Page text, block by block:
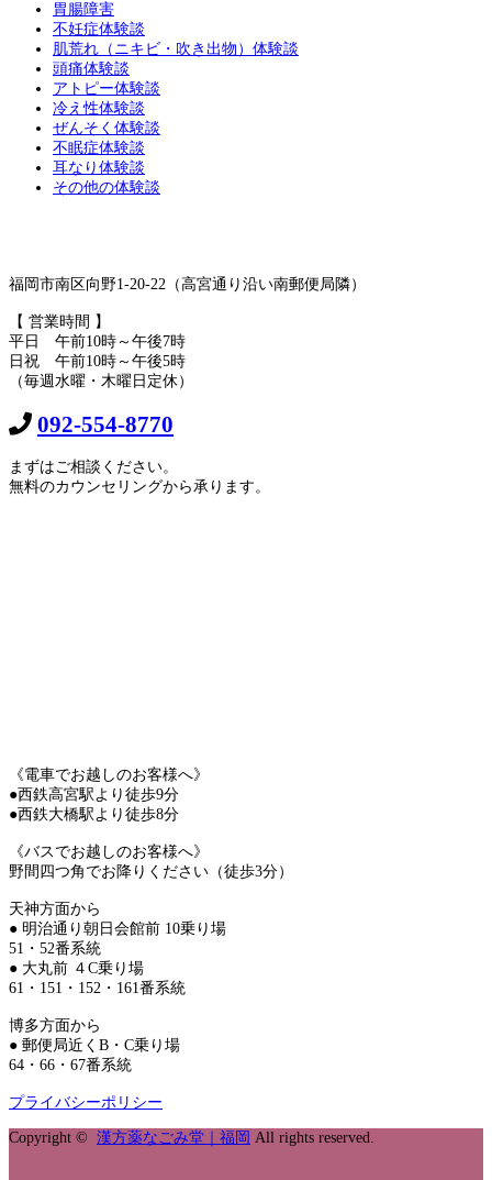
胃腸障害
不妊症体験談
肌荒れ（ニキビ・吹き出物）体験談
頭痛体験談
アトピー体験談
冷え性体験談
ぜんそく体験談
不眠症体験談
耳なり体験談
その他の体験談
福岡市南区向野1-20-22（高宮通り沿い南郵便局隣）
【 営業時間 】
平日 午前10時～午後7時
日祝 午前10時～午後5時
（毎週水曜・木曜日定休）
092-554-8770
まずはご相談ください。
無料のカウンセリングから承ります。
《電車でお越しのお客様へ》
●西鉄高宮駅より徒歩9分
●西鉄大橋駅より徒歩8分
《バスでお越しのお客様へ》
野間四つ角でお降りください（徒歩3分）
天神方面から
● 明治通り朝日会館前 10乗り場
51・52番系統
● 大丸前 ４C乗り場
61・151・152・161番系統
博多方面から
● 郵便局近くB・C乗り場
64・66・67番系統
プライバシーポリシー
Copyright © 漢方薬なごみ堂｜福岡 All rights reserved.